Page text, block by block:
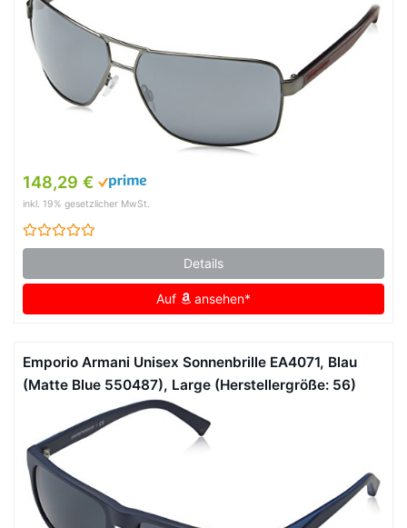
148,29 €
inkl. 19% gesetzlicher MwSt.
Details
Auf ansehen*
Emporio Armani Unisex Sonnenbrille EA4071, Blau
(Matte Blue 550487), Large (Herstellergröße: 56)